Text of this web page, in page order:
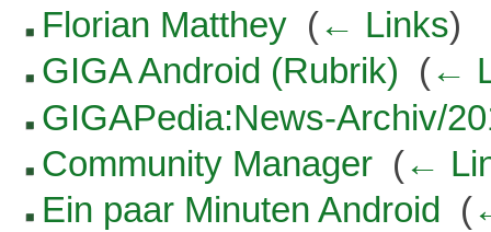
Florian Matthey (← Links)
GIGA Android (Rubrik)
(←
GIGAPedia:News-Archiv/
Community Manager (←
Ein paar Minuten Android
(